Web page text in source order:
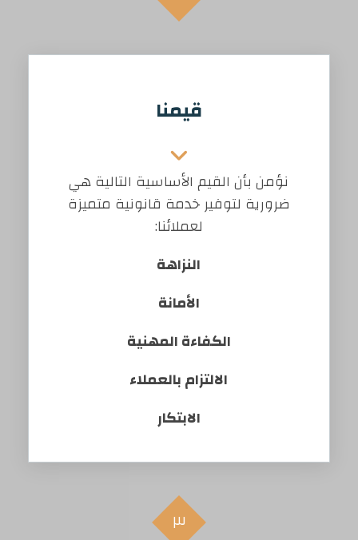
قيمنا
نؤمن بأن القيم الأساسية التالية هي
ضرورية لتوفير خدمة قانونية متميزة
لعملائنا:
النزاهة
الأمانة
الكفاءة المهنية
الالتزام بالعملاء
الابتكار
٣